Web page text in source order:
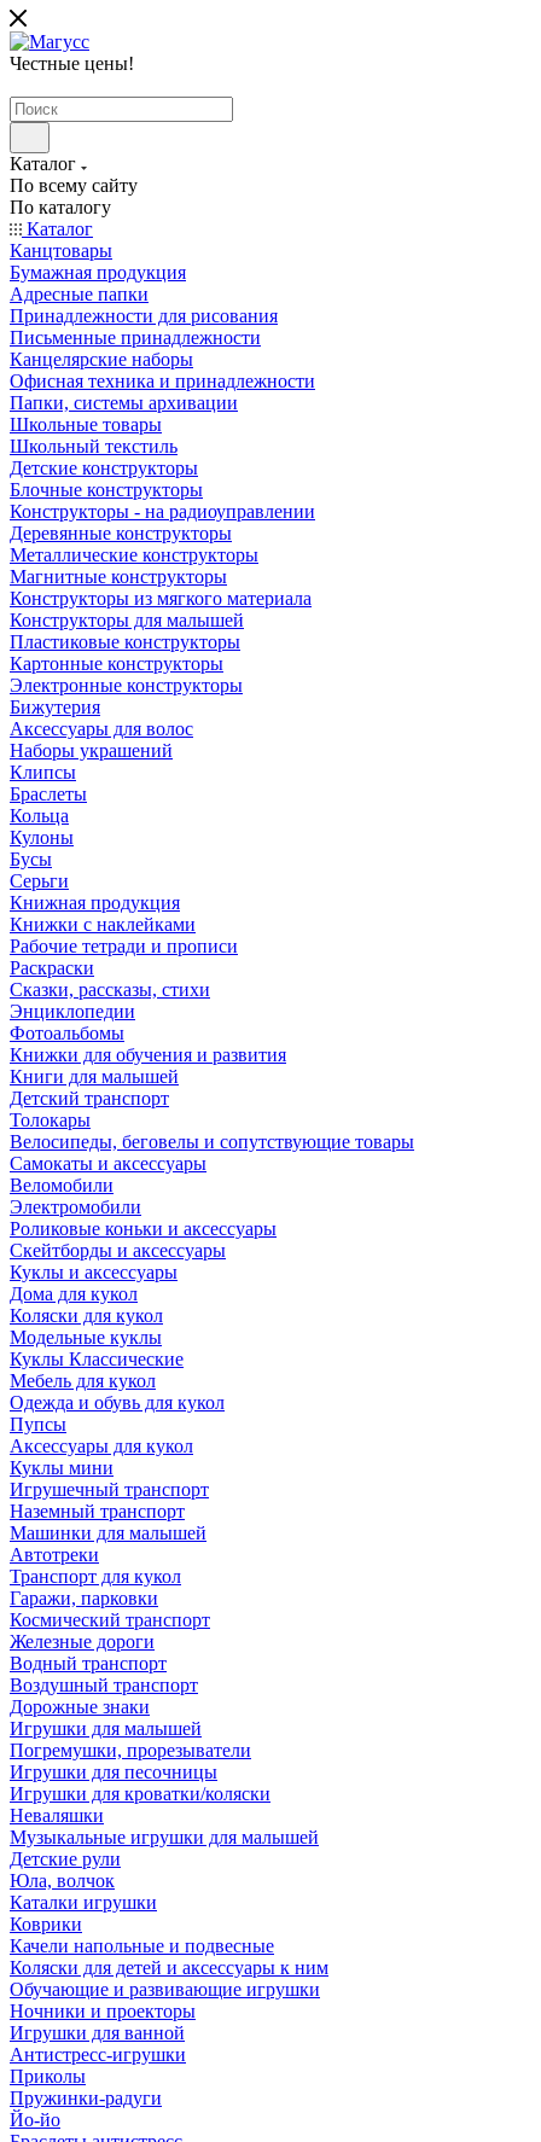
Честные цены!
Каталог
По всему сайту
По каталогу
Каталог
Канцтовары
Бумажная продукция
Адресные папки
Принадлежности для рисования
Письменные принадлежности
Канцелярские наборы
Офисная техника и принадлежности
Папки, системы архивации
Школьные товары
Школьный текстиль
Детские конструкторы
Блочные конструкторы
Конструкторы - на радиоуправлении
Деревянные конструкторы
Металлические конструкторы
Магнитные конструкторы
Конструкторы из мягкого материала
Конструкторы для малышей
Пластиковые конструкторы
Картонные конструкторы
Электронные конструкторы
Бижутерия
Аксессуары для волос
Наборы украшений
Клипсы
Браслеты
Кольца
Кулоны
Бусы
Серьги
Книжная продукция
Книжки с наклейками
Рабочие тетради и прописи
Раскраски
Сказки, рассказы, стихи
Энциклопедии
Фотоальбомы
Книжки для обучения и развития
Книги для малышей
Детский транспорт
Толокары
Велосипеды, беговелы и сопутствующие товары
Самокаты и аксессуары
Веломобили
Электромобили
Роликовые коньки и аксессуары
Скейтборды и аксессуары
Куклы и аксессуары
Дома для кукол
Коляски для кукол
Модельные куклы
Куклы Классические
Мебель для кукол
Одежда и обувь для кукол
Пупсы
Аксессуары для кукол
Куклы мини
Игрушечный транспорт
Наземный транспорт
Машинки для малышей
Автотреки
Транспорт для кукол
Гаражи, парковки
Космический транспорт
Железные дороги
Водный транспорт
Воздушный транспорт
Дорожные знаки
Игрушки для малышей
Погремушки, прорезыватели
Игрушки для песочницы
Игрушки для кроватки/коляски
Неваляшки
Музыкальные игрушки для малышей
Детские рули
Юла, волчок
Каталки игрушки
Коврики
Качели напольные и подвесные
Коляски для детей и аксессуары к ним
Обучающие и развивающие игрушки
Ночники и проекторы
Игрушки для ванной
Антистресс-игрушки
Приколы
Пружинки-радуги
Йо-йо